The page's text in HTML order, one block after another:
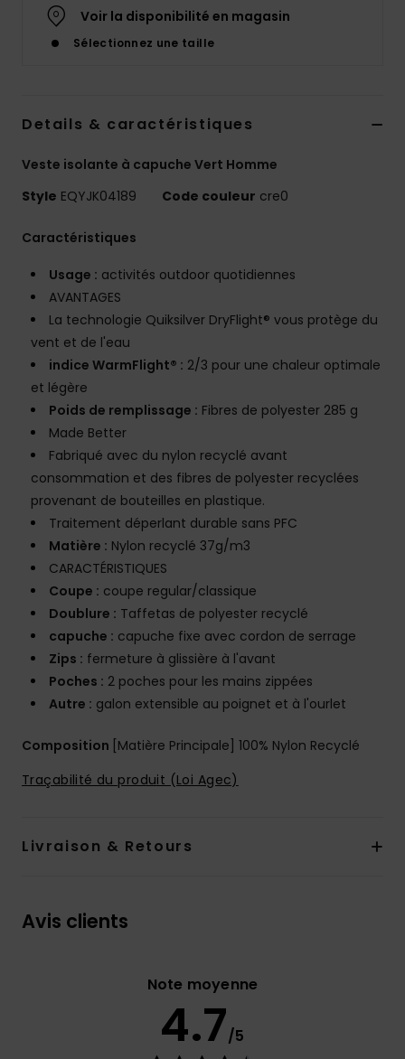
Voir la disponibilité en magasin
Sélectionnez une taille
Details & caractéristiques
Veste isolante à capuche Vert Homme
Style EQYJK04189 Code couleur cre0
Caractéristiques
Usage : activités outdoor quotidiennes
AVANTAGES
La technologie Quiksilver DryFlight® vous protège du
vent et de l'eau
indice WarmFlight® : 2/3 pour une chaleur optimale
et légère
Poids de remplissage : Fibres de polyester 285 g
Made Better
Fabriqué avec du nylon recyclé avant
consommation et des fibres de polyester recyclées
provenant de bouteilles en plastique.
Traitement déperlant durable sans PFC
Matière : Nylon recyclé 37g/m3
CARACTÉRISTIQUES
Coupe : coupe regular/classique
Doublure : Taffetas de polyester recyclé
capuche : capuche fixe avec cordon de serrage
Zips : fermeture à glissière à l'avant
Poches : 2 poches pour les mains zippées
Autre : galon extensible au poignet et à l'ourlet
Composition [Matière Principale] 100% Nylon Recyclé
Traçabilité du produit (Loi Agec)
Livraison & Retours
Avis clients
Note moyenne
4.7/5